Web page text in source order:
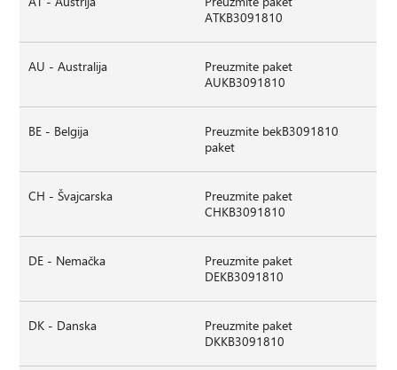
ATKB3091810
AU - Australija
Preuzmite paket
AUKB3091810
BE - Belgija
Preuzmite bekB3091810
paket
CH - Švajcarska
Preuzmite paket
CHKB3091810
DE - Nemačka
Preuzmite paket
DEKB3091810
DK - Danska
Preuzmite paket
DKKB3091810